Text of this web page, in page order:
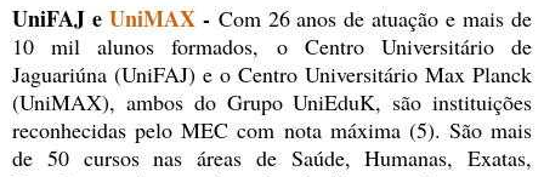
UniFAJ e UniMAX- Com 26 anos de atuação e mais de
10 mil alunos formados, o Centro Universitário de
Jaguariúna (UniFAJ) e o Centro Universitário Max Planck
(UniMAX), ambos do Grupo UniEduK, são instituições
reconhecidas pelo MEC com nota máxima (5). São mais
de 50 cursos nas áreas de Saúde, Humanas, Exatas,